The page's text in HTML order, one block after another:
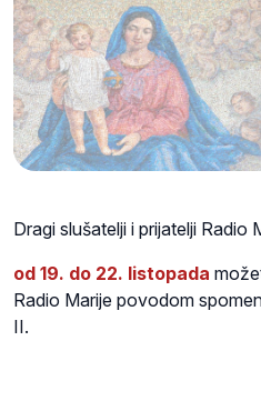
Dragi slušatelji i prijatelji Radio
od 19. do 22. listopada
Radio Marije povodom
II.